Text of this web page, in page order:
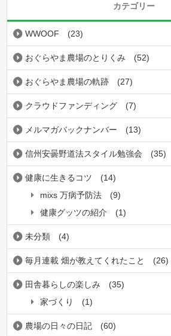
カテゴリー
WWOOF (23)
おぐらやま農場のとりくみ (52)
おぐらやま農場の軌跡 (27)
クラウドファンディング (7)
メルマガバックナンバー (13)
信州安曇野道法スタイル勉強会 (35)
健康に生きるコツ
(14)
mixs 万病予防法
(9)
健康グッツの紹介
(1)
未分類 (4)
毎月連載 畑が教えてくれたこと (26)
田舎暮らしの楽しみ
(35)
家づくり
(1)
農場の日々の日記 (60)